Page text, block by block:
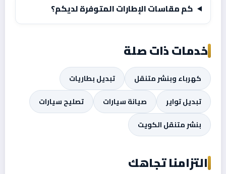
كم مقاسات الإطارات المتوفرة لديكم؟
خدمات ذات صلة
كهرباء وبنشر متنقل
تبديل بطاريات
تبديل تواير
صيانة سيارات
تصليح سيارات
بنشر متنقل الكويت
التزامنا تجاهك